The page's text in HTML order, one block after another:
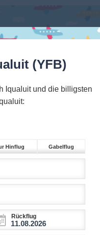
(YFB)
Iqualuit und die billigsten
Hinflug Gabelflug
Rückflug